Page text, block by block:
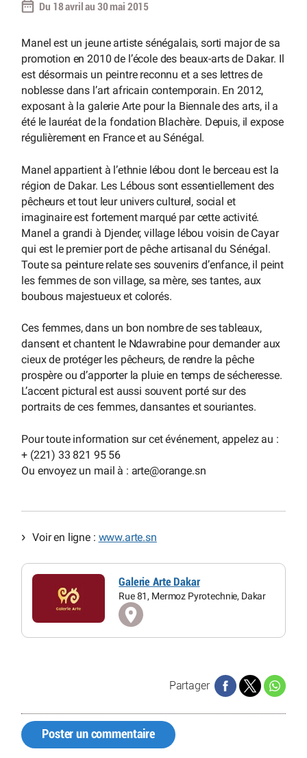
Du 18 avril au 30 mai 2015
Manel est un jeune artiste sénégalais, sorti major de sa
promotion en 2010 de l’école des beaux-arts de Dakar. Il
est désormais un peintre reconnu et a ses lettres de
noblesse dans l’art africain contemporain. En 2012,
exposant à la galerie Arte pour la Biennale des arts, il a
été le lauréat de la fondation Blachère. Depuis, il expose
régulièrement en France et au Sénégal.
Manel appartient à l’ethnie lébou dont le berceau est la
région de Dakar. Les Lébous sont essentiellement des
pêcheurs et tout leur univers culturel, social et
imaginaire est fortement marqué par cette activité.
Manel a grandi à Djender, village lébou voisin de Cayar
qui est le premier port de pêche artisanal du Sénégal.
Toute sa peinture relate ses souvenirs d’enfance, il peint
les femmes de son village, sa mère, ses tantes, aux
boubous majestueux et colorés.
Ces femmes, dans un bon nombre de ses tableaux,
dansent et chantent le Ndawrabine pour demander aux
cieux de protéger les pêcheurs, de rendre la pêche
prospère ou d’apporter la pluie en temps de sécheresse.
L’accent pictural est aussi souvent porté sur des
portraits de ces femmes, dansantes et souriantes.
Pour toute information sur cet événement, appelez au :
+ (221) 33 821 95 56
Ou envoyez un mail à : arte@orange.sn
Voir en ligne : www.arte.sn
Galerie Arte Dakar
Rue 81, Mermoz Pyrotechnie, Dakar
Partager
Poster un commentaire